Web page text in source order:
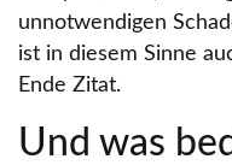
unnotwendigen
ist in diesem Sinne
Ende Zitat.
Und was